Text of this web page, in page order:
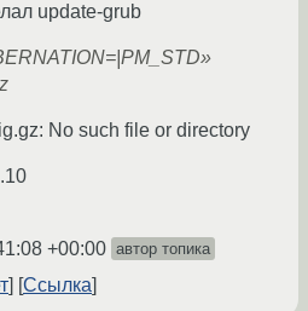
update-grub
No such file or directory
+00:00 автор топика
Ссылка